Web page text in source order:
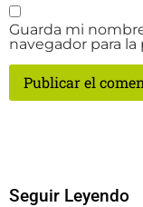
Guarda mi
navegador para
Seguir Leyendo